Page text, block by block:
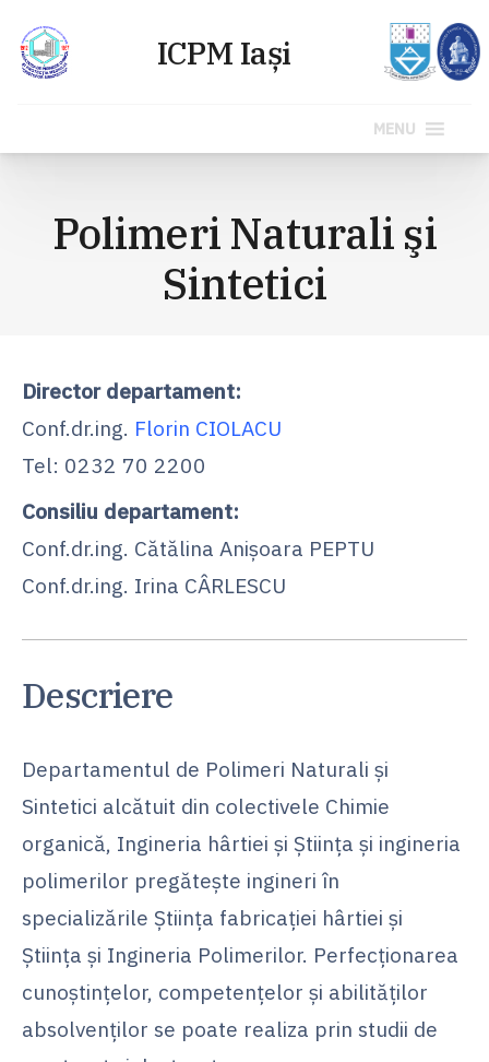
conținut
MENU
Polimeri Naturali şi
Sintetici
Director departament:
Conf.dr.ing. Florin CIOLACU
Tel: 0232 70 2200
Consiliu departament:
Conf.dr.ing. Cătălina Anișoara PEPTU
Conf.dr.ing. Irina CÂRLESCU
Descriere
Departamentul de Polimeri Naturali şi
Sintetici alcătuit din colectivele Chimie
organică, Ingineria hârtiei și Știința și ingineria
polimerilor pregăteşte ingineri în
specializările Știința fabricației hârtiei și
Ştiinţa şi Ingineria Polimerilor. Perfecţionarea
cunoştinţelor, competenţelor şi abilităţilor
absolvenților se poate realiza prin studii de